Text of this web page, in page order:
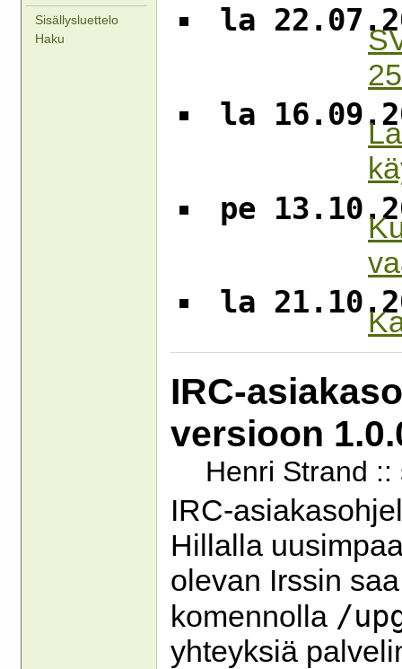
Sisällysluettelo
Haku
la
la
pe
la
IRC-
versioon
Henri Strand
IRC-
Hillalla
olevan Irssin
komennolla /
yhteyksiä